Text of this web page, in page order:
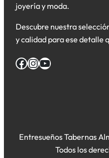
joyería y moda.
Descubre nuestra
y calidad para ese detalle
Facebook InstagramYouTube
Entresueños Tabernas
Todos los